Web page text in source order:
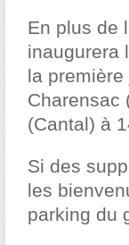
En plus de
inaugurera
la
Charensac
(Cantal) à
Si des
les
parking du